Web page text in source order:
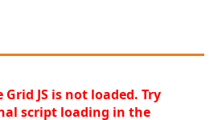
JS is not loaded. Try
script loading in the